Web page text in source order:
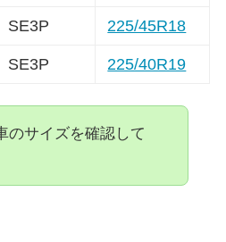
SE3P 225/45R18
SE3P 225/40R19
のサイズを確認して